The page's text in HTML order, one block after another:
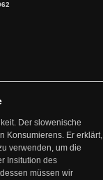
Der slowenische
Konsumierens. Er erklärt,
verwenden, um die
Insitution des
müssen wir